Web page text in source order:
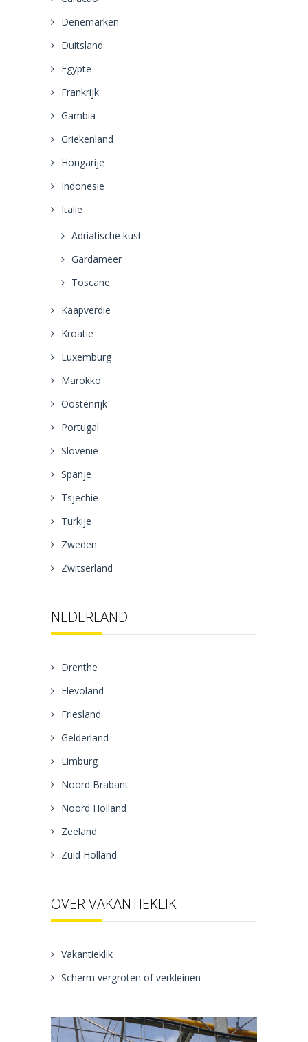
Denemarken
Duitsland
Egypte
Frankrijk
Gambia
Griekenland
Hongarije
Indonesie
Italie
Adriatische kust
Gardameer
Toscane
Kaapverdie
Kroatie
Luxemburg
Marokko
Oostenrijk
Portugal
Slovenie
Spanje
Tsjechie
Turkije
Zweden
Zwitserland
NEDERLAND
Drenthe
Flevoland
Friesland
Gelderland
Limburg
Noord Brabant
Noord Holland
Zeeland
Zuid Holland
OVER VAKANTIEKLIK
Vakantieklik
Scherm vergroten of verkleinen